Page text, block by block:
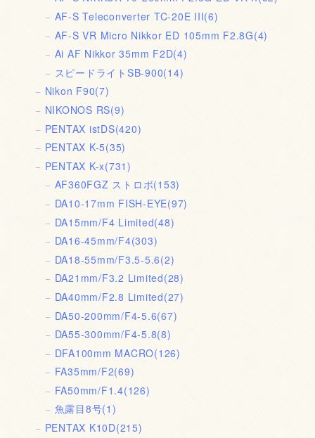
AF-S Teleconverter TC-20E III(6)
AF-S VR Micro Nikkor ED 105mm F2.8G(4)
Ai AF Nikkor 35mm F2D(4)
スピードライトSB-900(14)
Nikon F90(7)
NIKONOS RS(9)
PENTAX istDS(420)
PENTAX K-5(35)
PENTAX K-x(731)
AF360FGZ ストロボ(153)
DA10-17mm FISH-EYE(97)
DA15mm/F4 Limited(48)
DA16-45mm/F4(303)
DA18-55mm/F3.5-5.6(2)
DA21mm/F3.2 Limited(28)
DA40mm/F2.8 Limited(27)
DA50-200mm/F4-5.6(67)
DA55-300mm/F4-5.8(8)
DFA100mm MACRO(126)
FA35mm/F2(69)
FA50mm/F1.4(126)
魚露目8号(1)
PENTAX K10D(215)